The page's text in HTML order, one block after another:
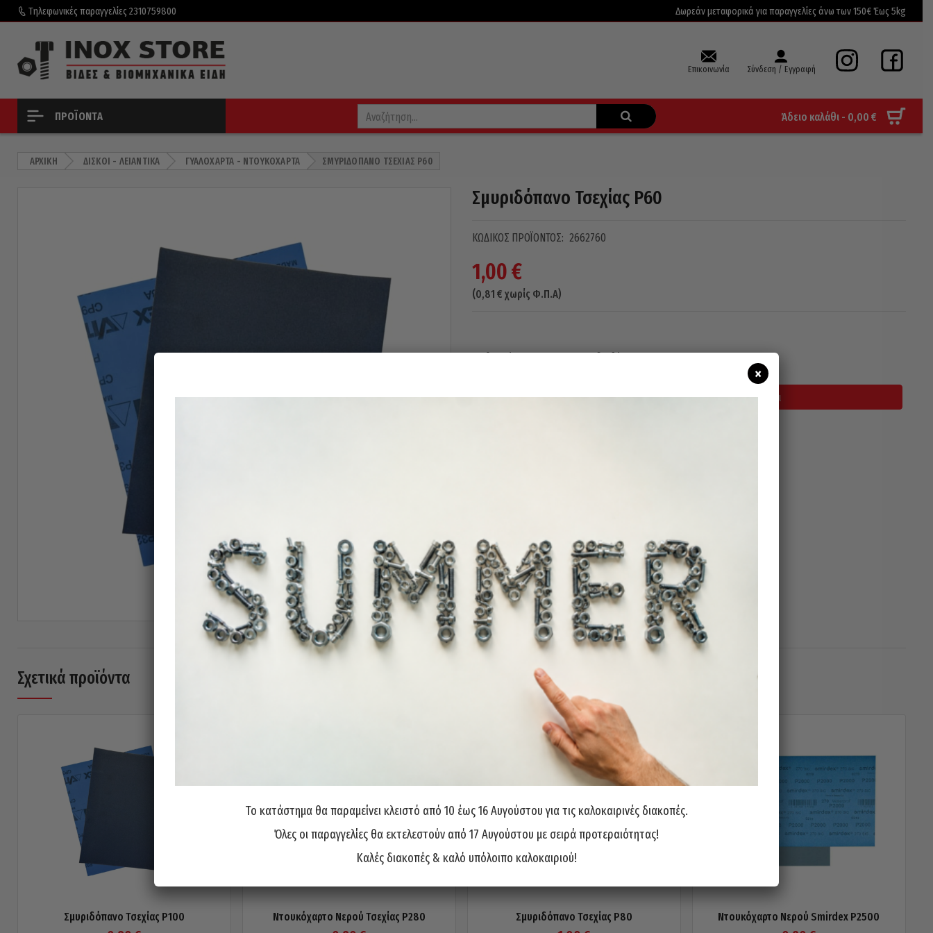
Τηλεφωνικές παραγγελίες 2310759800 Δωρεάν μεταφορικά για παραγγελίες άνω των 150€ Έως 5kg
Επικοινωνία Σύνδεση / Εγγραφή
ΠΡΟΪΌΝΤΑ Άδειο καλάθι - 0,00 €
ΑΡΧΙΚΉ ΔΊΣΚΟΙ - ΛΕΙΑΝΤΙΚΆ ΓΥΑΛΌΧΑΡΤΑ - ΝΤΟΥΚΌΧΑΡΤΑ ΣΜΥΡΙΔΌΠΑΝΟ ΤΣΕΧΊΑΣ P60
Σμυριδόπανο Τσεχίας P60
ΚΩΔΙΚΌΣ ΠΡΟΪΌΝΤΟΣ: 2662760
1,00€
(0,81 € χωρίς Φ.Π.Α)
Διαθεσιμότητα: Άμεσα διαθέσιμο
Προσθήκη Στο Καλάθι
Σχετικά προϊόντα
Σμυριδόπανο Τσεχίας P100 Ντουκόχαρτο Νερού Τσεχίας P280 Σμυριδόπανο Τσεχίας P80 Ντουκόχαρτο Νερού Smirdex P2500
Το κατάστημα θα παραμείνει κλειστό από 10 έως 16 Αυγούστου για τις καλοκαιρινές διακοπές.
Όλες οι παραγγελίες θα εκτελεστούν από 17 Αυγούστου με σειρά προτεραιότητας!
Καλές διακοπές & καλό υπόλοιπο καλοκαιριού!
×